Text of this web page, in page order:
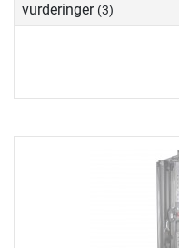
vurderinger (3)